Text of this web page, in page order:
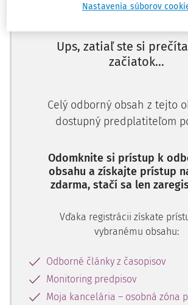
Okresný súd (ďalej len "súd prvej
24. apríla 2014 žalobu zamietol a
Žalobca sa žalobou doručenou súdu 14.
domáhal zaplatenia sumy 14 947,88 eur s
2013 do zaplatenia z dôvodu, že a
Ups, zatiaľ ste si
začiatok...
Celý odborný obsah z tejto
dostupný predplatiteľom
Odomknite si prístup k
obsahu a získajte prístup
zdarma, stačí sa len
Vďaka registrácii získate
vybranému obsahu:
Odborné články z časopisov
Monitoring predpisov
Moja kancelária – osobná zóna
Nastavenia súborov